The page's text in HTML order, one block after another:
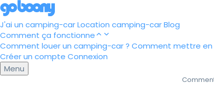
J'ai un camping-carLocation camping-carBlog
Comment ça fonctionne
Comment louer un camping-car ? Comment mettre en
Créer un compte Connexion
Menu